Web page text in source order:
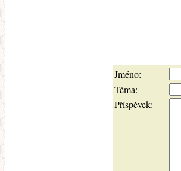
Jméno:
Téma:
Příspěvek: